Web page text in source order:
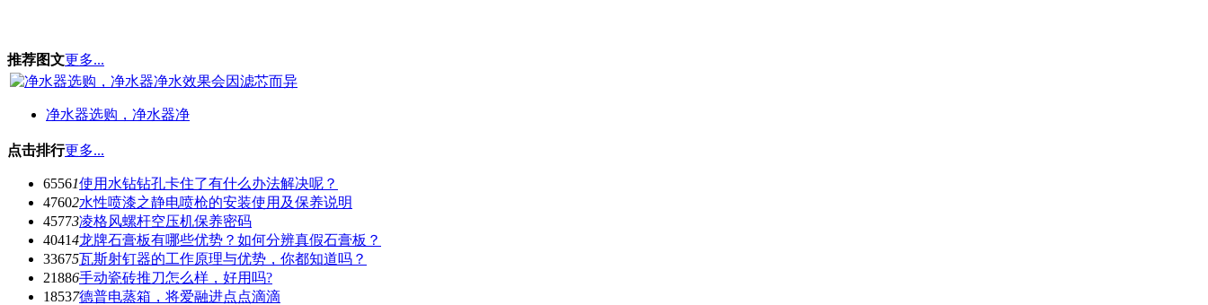
推荐图文更多...
净水器选购，净水器净
点击排行更多...
65561使用水钻钻孔卡住了有什么办法解决呢？
47602水性喷漆之静电喷枪的安装使用及保养说明
45773凌格风螺杆空压机保养密码
40414龙牌石膏板有哪些优势？如何分辨真假石膏板？
33675瓦斯射钉器的工作原理与优势，你都知道吗？
21886手动瓷砖推刀怎么样，好用吗?
18537德普电蒸箱，将爱融进点点滴滴